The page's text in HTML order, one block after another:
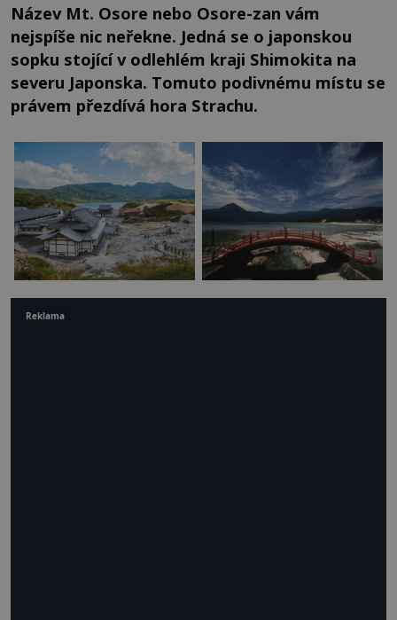
Název Mt. Osore nebo Osore-zan vám
nejspíše nic neřekne. Jedná se o japonskou
sopku stojící v odlehlém kraji Shimokita na
severu Japonska. Tomuto podivnému místu se
právem přezdívá hora Strachu.
Reklama